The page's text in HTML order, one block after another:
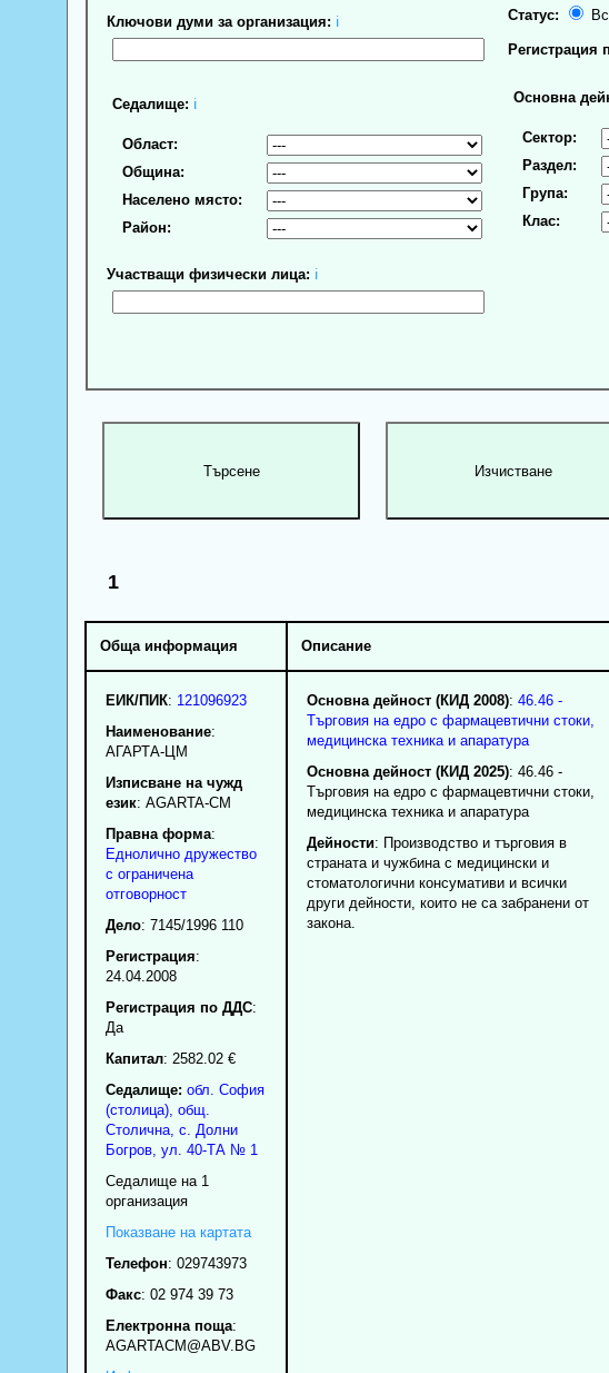
Ключови думи за организация: ℹ
Седалище: ℹ
Област:
Община:
Населено място:
Район:
Участващи физически лица: ℹ
Статус:
Регистрация
Основна
Сектор:
Раздел:
Група:
Клас:
1
Обща информация Описание
ЕИК/ПИК: 121096923
Наименование:
АГАРТА-ЦМ
Изписване на чужд
език: AGARTA-CM
Правна форма:
Еднолично дружество
с ограничена
отговорност
Дело: 7145/1996 110
Регистрация:
24.04.2008
Регистрация по ДДС:
Да
Капитал: 2582.02 €
Седалище: обл. София
(столица), общ.
Столична, с. Долни
Богров, ул. 40-ТА № 1
Седалище на 1
организация
Показване на картата
Телефон: 029743973
Факс: 02 974 39 73
Електронна поща:
AGARTACM@ABV.BG
Основна дейност (КИД 2008): 46.46 -
Търговия на едро с фармацевтични стоки,
медицинска техника и апаратура
Основна дейност (КИД 2025): 46.46 -
Търговия на едро с фармацевтични стоки,
медицинска техника и апаратура
Дейности: Производство и търговия в
страната и чужбина с медицински и
стоматологични консумативи и всички
други дейности, които не са забранени от
закона.